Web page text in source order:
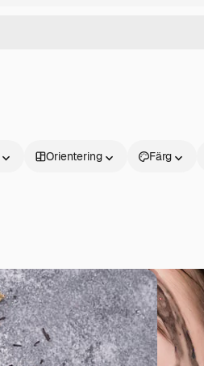
Orientering Färg
Produkter Kom